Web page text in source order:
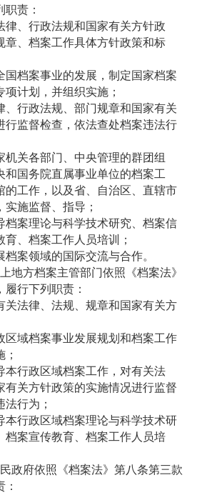
责：
律、行政法规和国家有关方针政
章、档案工作具体方针政策和标
国档案事业的发展，制定国家档案
计划，并组织实施；
、行政法规、部门规章和国家有关
行监督检查，依法查处档案违法行
机关各部门、中央管理的群团组
和国务院直属事业单位的档案工
的工作，以及省、自治区、直辖市
施监督、指导；
档案理论与科学技术研究、档案信
、档案工作人员培训；
档案领域的国际交流与合作。
地方档案主管部门依照《档案法》
行下列职责：
关法律、法规、规章和国家有关方
区域档案事业发展规划和档案工作
本行政区域档案工作，对有关法
有关方针政策的实施情况进行监督
行为；
本行政区域档案理论与科学技术研
档案宣传教育、档案工作人员培
政府依照《档案法》第八条第三款